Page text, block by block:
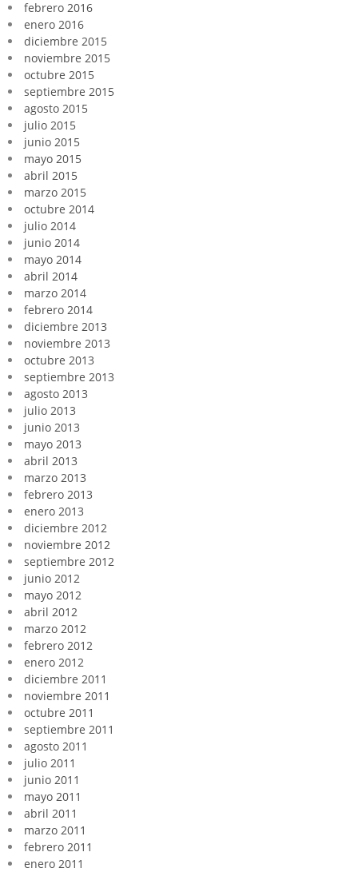
febrero 2016
enero 2016
diciembre 2015
noviembre 2015
octubre 2015
septiembre 2015
agosto 2015
julio 2015
junio 2015
mayo 2015
abril 2015
marzo 2015
octubre 2014
julio 2014
junio 2014
mayo 2014
abril 2014
marzo 2014
febrero 2014
diciembre 2013
noviembre 2013
octubre 2013
septiembre 2013
agosto 2013
julio 2013
junio 2013
mayo 2013
abril 2013
marzo 2013
febrero 2013
enero 2013
diciembre 2012
noviembre 2012
septiembre 2012
junio 2012
mayo 2012
abril 2012
marzo 2012
febrero 2012
enero 2012
diciembre 2011
noviembre 2011
octubre 2011
septiembre 2011
agosto 2011
julio 2011
junio 2011
mayo 2011
abril 2011
marzo 2011
febrero 2011
enero 2011